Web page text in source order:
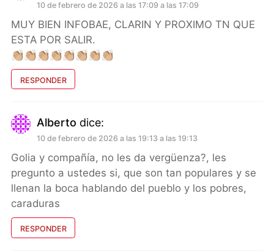
10 de febrero de 2026 a las 17:09 a las 17:09
MUY BIEN INFOBAE, CLARIN Y PROXIMO TN QUE
ESTA POR SALIR.
👏🏼👏🏼👏🏼👏🏼👏🏼👏🏼👏🏼👏🏼
RESPONDER
Alberto dice:
10 de febrero de 2026 a las 19:13 a las 19:13
Golia y compañía, no les da vergüenza?, les
pregunto a ustedes si, que son tan populares y se
llenan la boca hablando del pueblo y los pobres,
caraduras
RESPONDER